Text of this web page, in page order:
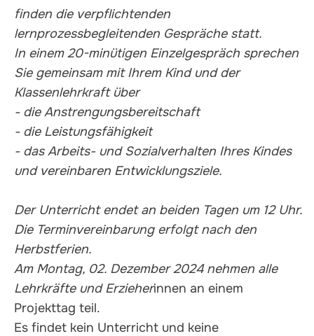
finden die verpflichtenden
lernprozessbegleitenden Gespräche statt.
In einem 20-minütigen Einzelgespräch sprechen
Sie gemeinsam mit Ihrem Kind und der
Klassenlehrkraft über
- die Anstrengungsbereitschaft
- die Leistungsfähigkeit
- das Arbeits- und Sozialverhalten Ihres Kindes
und vereinbaren Entwicklungsziele.
Der Unterricht endet an beiden Tagen um 12 Uhr.
Die Terminvereinbarung erfolgt nach den
Herbstferien.
Am Montag, 02. Dezember 2024 nehmen alle
Lehrkräfte und Erzieherinnen an einem
Projekttag teil.
Es findet kein Unterricht und keine